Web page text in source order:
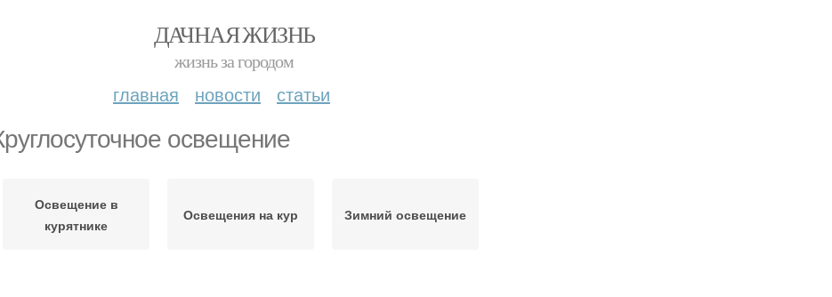
ДАЧНАЯ ЖИЗНЬ
жизнь за городом
главная новости статьи
освещение
Освещение в
курятнике
Освещения на кур Зимний освещение